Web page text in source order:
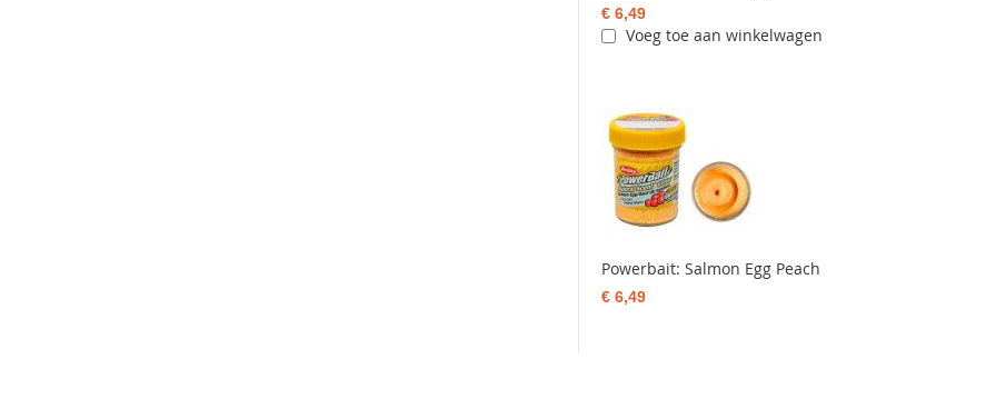
€ 6,49
Voeg toe aan winkelwagen
Powerbait: Salmon Egg Peach
€ 6,49